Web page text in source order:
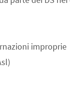
improprie